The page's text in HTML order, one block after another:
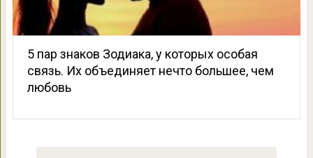
5 пар знаков Зодиака, у которых особая
связь. Их объединяет нечто большее, чем
любовь